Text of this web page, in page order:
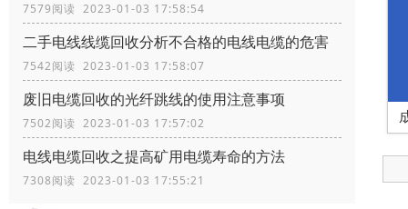
7579阅读 2023-01-03 17:58:54
二手电线线缆回收分析不合格的电线电缆的危害
7542阅读 2023-01-03 17:58:07
废旧电缆回收的光纤跳线的使用注意事项
7502阅读 2023-01-03 17:57:02
电线电缆回收之提高矿用电缆寿命的方法
7308阅读 2023-01-03 17:55:21